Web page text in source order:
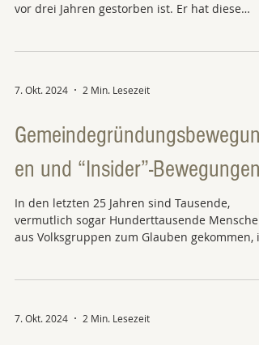
vor drei Jahren gestorben ist. Er hat diese
7. Okt. 2024 2 Min. Lesezeit
Gemeindegründungsbewegung
en und “Insider”-Bewegungen
In den letzten 25 Jahren sind Tausende,
vermutlich sogar Hunderttausende Menschen
aus Volksgruppen zum Glauben gekommen, in
7. Okt. 2024 2 Min. Lesezeit